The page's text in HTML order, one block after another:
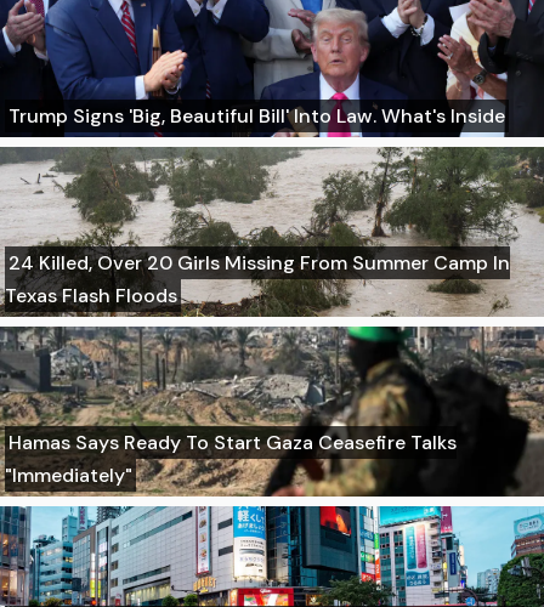
Trump Signs 'Big, Beautiful Bill' Into Law. What's Inside
24 Killed, Over 20 Girls Missing From Summer Camp In
Texas Flash Floods
Hamas Says Ready To Start Gaza Ceasefire Talks
"Immediately"